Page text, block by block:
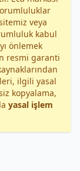
veya
kabul
önlemek
resmi garanti
ilgili yasal
kopyalama,
yasal işlem